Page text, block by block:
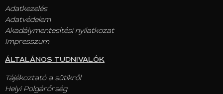
Adatkezelés
Adatvédelem
Akadálymentesítési nyilatkozat
Impresszum
ÁLTALÁNOS TUDNIVALÓK
Tájékoztató a sütikről
Helyi Polgárőrség